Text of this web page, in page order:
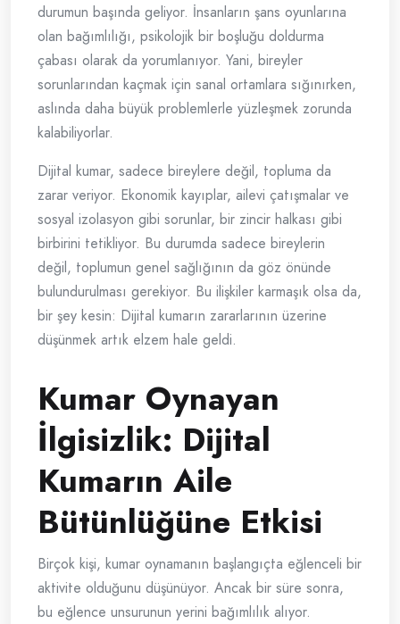
durumun başında geliyor. İnsanların şans oyunlarına
olan bağımlılığı, psikolojik bir boşluğu doldurma
çabası olarak da yorumlanıyor. Yani, bireyler
sorunlarından kaçmak için sanal ortamlara sığınırken,
aslında daha büyük problemlerle yüzleşmek zorunda
kalabiliyorlar.
Dijital kumar, sadece bireylere değil, topluma da
zarar veriyor. Ekonomik kayıplar, ailevi çatışmalar ve
sosyal izolasyon gibi sorunlar, bir zincir halkası gibi
birbirini tetikliyor. Bu durumda sadece bireylerin
değil, toplumun genel sağlığının da göz önünde
bulundurulması gerekiyor. Bu ilişkiler karmaşık olsa da,
bir şey kesin: Dijital kumarın zararlarının üzerine
düşünmek artık elzem hale geldi.
Kumar Oynayan
İlgisizlik: Dijital
Kumarın Aile
Bütünlüğüne Etkisi
Birçok kişi, kumar oynamanın başlangıçta eğlenceli bir
aktivite olduğunu düşünüyor. Ancak bir süre sonra,
bu eğlence unsurunun yerini bağımlılık alıyor.